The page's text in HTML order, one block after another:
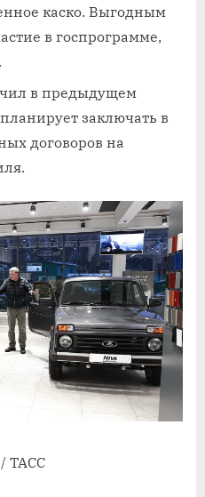
каско. Выгодным
в госпрограмме,
в предыдущем
заключать в
договоров на
ТАСС